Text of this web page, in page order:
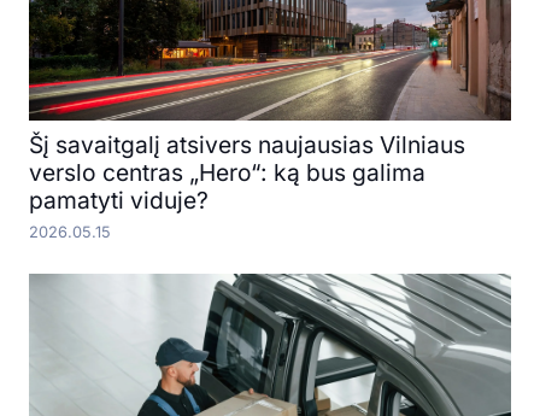
Šį savaitgalį atsivers naujausias Vilniaus
verslo centras „Hero“: ką bus galima
pamatyti viduje?
2026.05.15